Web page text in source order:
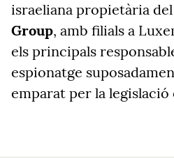
israeliana propietària
Group, amb filials a
els principals
espionatge
emparat per la legislació